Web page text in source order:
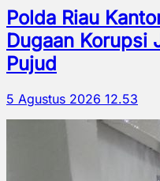
Polda Riau
Dugaan Korupsi
Pujud
5 Agustus 2026 12.53